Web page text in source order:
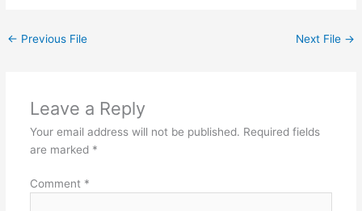
← Previous File Next File →
Leave a Reply
Your email address will not be published. Required fields
are marked *
Comment *